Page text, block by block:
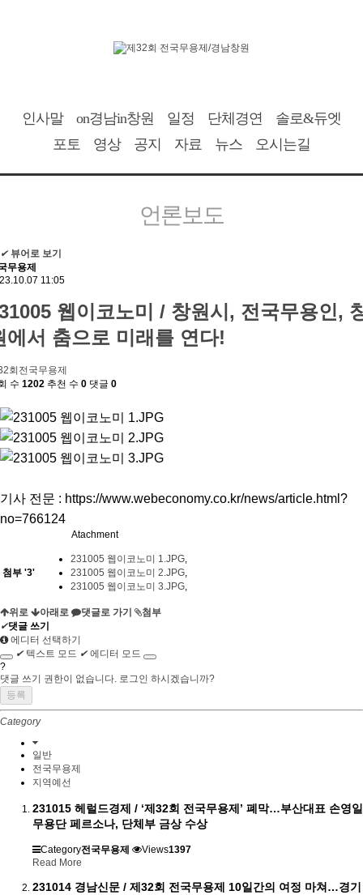
인사말 on경남in창원 일정 단체경연
솔로&듀엣
포토
영상 공지 자료 뉴스 오시는길
언론보도
✔ 뷰어로 보기
무용제
11:05
웹이코노미 / 창원시, 전국무용인,
에서 춤으로 미래를 연다!
회전국무용제
수 1202 추천 수 0 댓글 0
기사 전문 : https://www.webeconomy.co.kr/news/article.html?
no=766124
Atachment
첨부 '3'
231005 웹이코노미 1.JPG,
231005 웹이코노미 2.JPG,
231005 웹이코노미 3.JPG,
위로 아래로 댓글로 가기
첨부
✔댓글 쓰기
에디터 선택하기
✔ 텍스트 모드 ✔에디터 모드
?
댓글 쓰기 권한이 없습니다. 로그인 하시겠습니까?
Category
일반
전국무용제
지역예선
231015 헤럴드경제 / ‘제32회 전국무용제’ 폐막…부산대표 손영일
무용단 페르소나, 단체부 금상 수상
Category전국무용제 Views1397
Read More
231014 경남신문 / 제32회 전국무용제 10일간의 여정 마쳐…경기